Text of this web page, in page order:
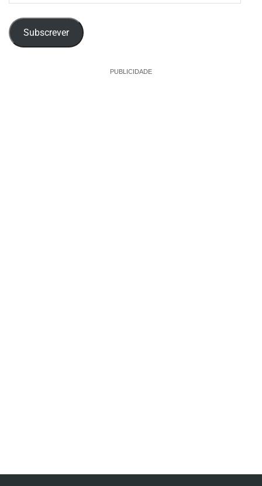
Subscrever
PUBLICIDADE